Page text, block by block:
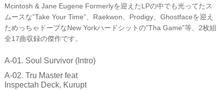
Mcintosh & Jane Eugene Formerlyを迎えたLPの中でも光ってたス
ムースな”Take Your Time”、Raekwon、Prodigy、Ghostfaceを迎え
ためっちゃドープなNew Yorkハードシットの”Tha Game”等、2枚組
全17曲収録の傑作です。
A-01. Soul Survivor (Intro)
A-02. Tru Master feat
Inspectah Deck, Kurupt